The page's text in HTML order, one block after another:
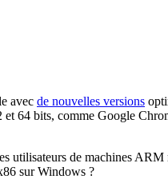
avec de nouvelles versions
64 bits, comme Google
utilisateurs de machines
sur Windows ?